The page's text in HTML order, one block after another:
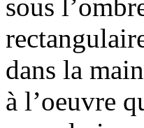
sous
dans la
à l’oeuvre